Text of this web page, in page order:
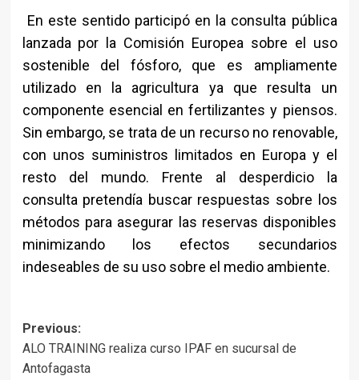
En este sentido participó en la consulta pública
lanzada por la Comisión Europea sobre el uso
sostenible del fósforo, que es ampliamente
utilizado en la agricultura ya que resulta un
componente esencial en fertilizantes y piensos.
Sin embargo, se trata de un recurso no renovable,
con unos suministros limitados en Europa y el
resto del mundo. Frente al desperdicio la
consulta pretendía buscar respuestas sobre los
métodos para asegurar las reservas disponibles
minimizando los efectos secundarios
indeseables de su uso sobre el medio ambiente.
Post
navigation
Previous:
ALO TRAINING realiza curso IPAF en sucursal de
Antofagasta